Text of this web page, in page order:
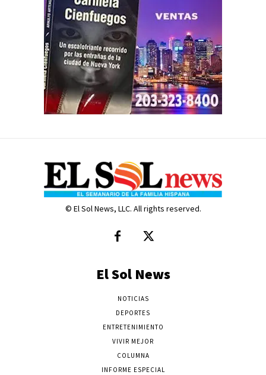
© El Sol News, LLC. All rights reserved.
El Sol News
NOTICIAS
DEPORTES
ENTRETENIMIENTO
VIVIR MEJOR
COLUMNA
INFORME ESPECIAL